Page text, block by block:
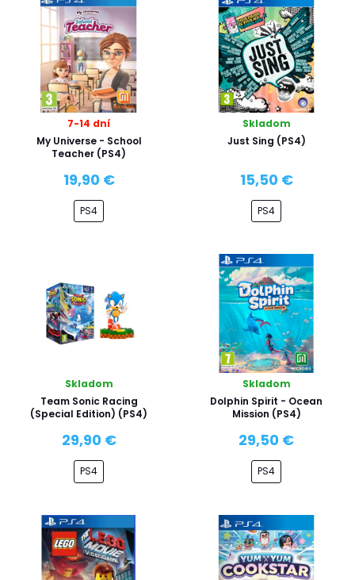
7-14 dní
My Universe - School
Teacher (PS4)
19,90 €
PS4
Skladom
Just Sing (PS4)
15,50 €
PS4
Skladom
Team Sonic Racing
(Special Edition) (PS4)
29,90 €
PS4
Skladom
Dolphin Spirit - Ocean
Mission (PS4)
29,50 €
PS4